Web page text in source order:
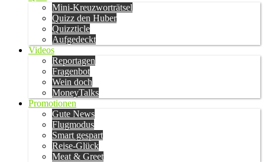
Mini-Kreuzworträtsel
Quizz den Huber
Quizzticle
Aufgedeckt
Videos
Reportagen
Fragenbot
Wein doch
MoneyTalks
Promotionen
Gute News
Flugmodus
Smart gespart
Reise-Glück
Meat & Greet